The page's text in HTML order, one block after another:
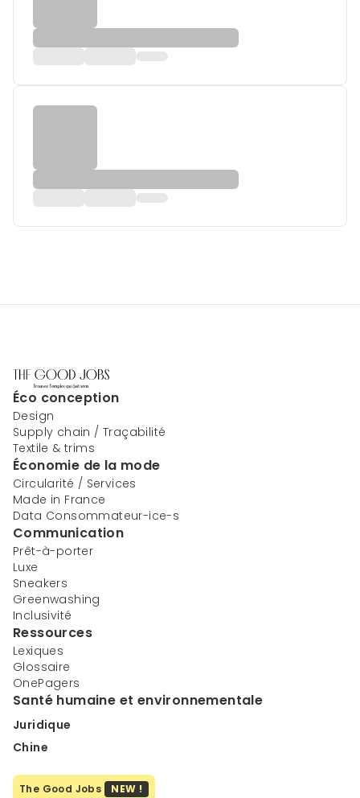
Éco conception
Design
Supply chain / Traçabilité
Textile & trims
Économie de la mode
Circularité / Services
Made in France
Data Consommateur-ice-s
Communication
Prêt-à-porter
Luxe
Sneakers
Greenwashing
Inclusivité
Ressources
Lexiques
Glossaire
OnePagers
Santé humaine et environnementale
Juridique
Chine
The Good Jobs NEW !